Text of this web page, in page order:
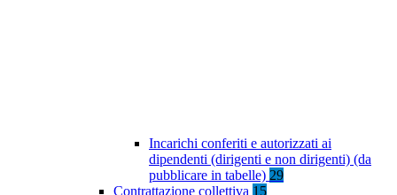
Incarichi conferiti e autorizzati ai
dipendenti (dirigenti e non dirigenti) (da
pubblicare in tabelle) 29
Contrattazione collettiva 15